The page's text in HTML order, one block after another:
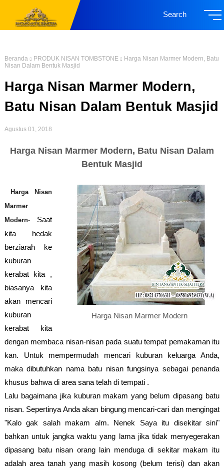
Search
Beranda PRODUK NISAN TOMBSTONE
Harga Nisan Marmer Modern, Batu
Nisan Dalam Bentuk Masjid
Harga Nisan Marmer Modern,
Batu Nisan Dalam Bentuk Masjid
Agustus 01, 2018
Harga Nisan Marmer Modern, Batu Nisan Dalam
Bentuk Masjid
Harga Nisan Marmer Modern
Harga Nisan
Marmer
Modern- Saat
kita hedak
berziarah ke
kuburan
kerabat kita ,
biasanya kita
akan mencari
kuburan
kerabat kita
dengan membaca nisan-nisan pada suatu tempat pemakaman itu
kan. Untuk mempermudah mencari kuburan keluarga Anda,
maka dibutuhkan nama batu nisan fungsinya sebagai penanda
khusus bahwa di area sana telah di tempati .
Lalu bagaimana jika kuburan makam yang belum dipasang batu
nisan. Sepertinya Anda akan bingung mencari-cari dan mengingat
"Kalo gak salah makam alm. Nenek Saya itu disekitar sini"
bahkan untuk jangka waktu yang lama jika tidak menyegerakan
dipasang batu nisan orang lain menduga di sekitar makam itu
adalah area tanah yang masih kosong (belum terisi) dan akan